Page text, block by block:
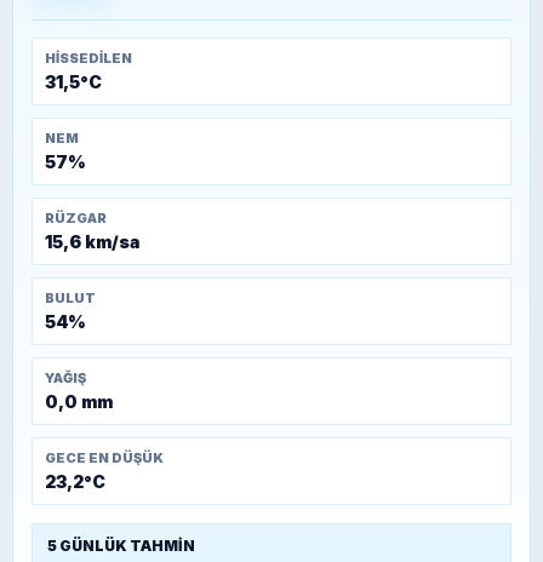
HISSEDILEN
31,5°C
NEM
57%
RÜZGAR
15,6 km/sa
BULUT
54%
YAĞIŞ
0,0 mm
GECE EN DÜŞÜK
23,2°C
5 GÜNLÜK TAHMIN